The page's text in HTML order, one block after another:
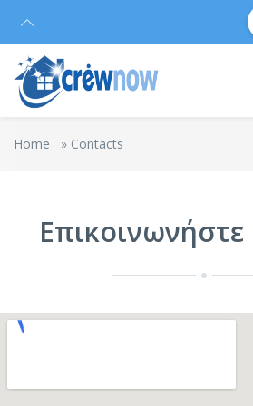
Home » Contacts
Επικοινωνήστε